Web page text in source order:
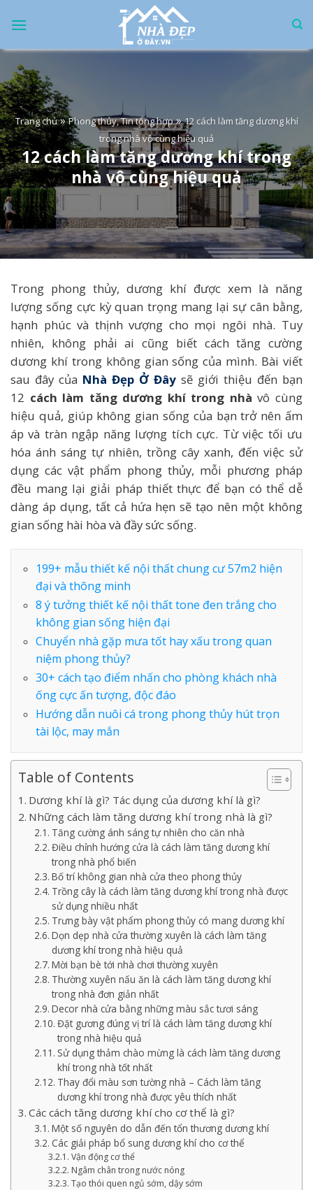
Trang chủ»Phong thủy, Tin tổng hợp»12 cách làm tăng dương khí
trong nhà vô cùng hiệu quả
12 cách làm tăng dương khí trong
nhà vô cùng hiệu quả
Trong phong thủy, dương khí được xem là năng
lượng sống cực kỳ quan trọng mang lại sự cân bằng,
hạnh phúc và thịnh vượng cho mọi ngôi nhà. Tuy
nhiên, không phải ai cũng biết cách tăng cường
dương khí trong không gian sống của mình. Bài viết
sau đây của Nhà Đẹp Ở Đây sẽ giới thiệu đến bạn
12 cách làm tăng dương khí trong nhà vô cùng
hiệu quả, giúp không gian sống của bạn trở nên ấm
áp và tràn ngập năng lượng tích cực. Từ việc tối ưu
hóa ánh sáng tự nhiên, trồng cây xanh, đến việc sử
dụng các vật phẩm phong thủy, mỗi phương pháp
đều mang lại giải pháp thiết thực để bạn có thể dễ
dàng áp dụng, tất cả hứa hẹn sẽ tạo nên một không
gian sống hài hòa và đầy sức sống.
199+ mẫu thiết kế nội thất chung cư 57m2 hiện
đại và thông minh
8 ý tưởng thiết kế nội thất tone đen trắng cho
không gian sống hiện đại
Chuyển nhà gặp mưa tốt hay xấu trong quan
niệm phong thủy?
30+ cách tạo điểm nhấn cho phòng khách nhà
ống cực ấn tượng, độc đáo
Hướng dẫn nuôi cá trong phong thủy hút trọn
tài lộc, may mắn
Table of Contents
Dương khí là gì? Tác dụng của dương khí là gì?
Những cách làm tăng dương khí trong nhà là gì?
Tăng cường ánh sáng tự nhiên cho căn nhà
Điều chỉnh hướng cửa là cách làm tăng dương khí
trong nhà phổ biến
Bố trí không gian nhà cửa theo phong thủy
Trồng cây là cách làm tăng dương khí trong nhà được
sử dụng nhiều nhất
Trưng bày vật phẩm phong thủy có mang dương khí
Dọn dẹp nhà cửa thường xuyên là cách làm tăng
dương khí trong nhà hiệu quả
Mời bạn bè tới nhà chơi thường xuyên
Thường xuyên nấu ăn là cách làm tăng dương khí
trong nhà đơn giản nhất
Decor nhà cửa bằng những màu sắc tươi sáng
Đặt gương đúng vị trí là cách làm tăng dương khí
trong nhà hiệu quả
Sử dụng thảm chào mừng là cách làm tăng dương
khí trong nhà tốt nhất
Thay đổi màu sơn tường nhà – Cách làm tăng
dương khí trong nhà được yêu thích nhất
Các cách tăng dương khí cho cơ thể là gì?
Một số nguyên do dẫn đến tổn thương dương khí
Các giải pháp bổ sung dương khí cho cơ thể
Vận động cơ thể
Ngâm chân trong nước nóng
Tạo thói quen ngủ sớm, dậy sớm